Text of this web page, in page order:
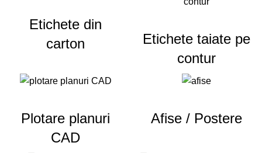
Etichete din
carton
Etichete taiate pe
contur
Plotare planuri
CAD
Afise / Postere